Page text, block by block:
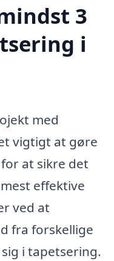
3
i
med
vigtigt at gøre
at sikre det
effektive
ved at
fra forskellige
i tapetsering.